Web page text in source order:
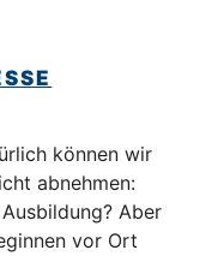
können wir
abnehmen:
Aber
vor Ort